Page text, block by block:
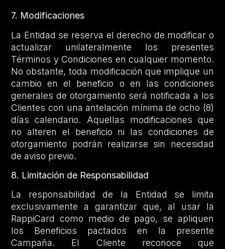
7. Modificaciones
La Entidad se reserva el derecho de modificar o
actualizar unilateralmente los presentes
Términos y Condiciones en cualquier momento.
No obstante, toda modificación que implique un
cambio en el beneficio o en las condiciones
generales de otorgamiento será notificada a los
Clientes con una antelación mínima de ocho (8)
días calendario. Aquellas modificaciones que
no alteren el beneficio ni las condiciones de
otorgamiento podrán realizarse sin necesidad
de aviso previo.
8. Limitación de Responsabilidad
La responsabilidad de la Entidad se limita
exclusivamente a garantizar que, al usar la
RappiCard como medio de pago, se apliquen
los Beneficios pactados en la presente
Campaña. El Cliente reconoce que